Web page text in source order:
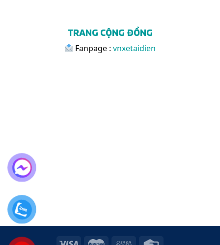
TRANG CỘNG ĐỒNG
Fanpage :vnxetaidien